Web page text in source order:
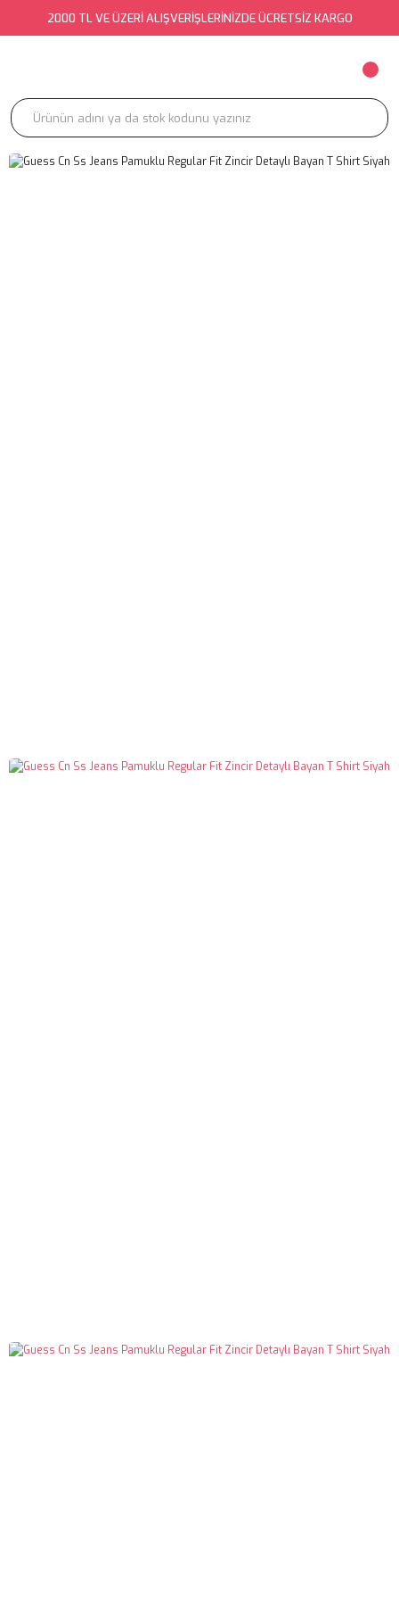
2000 TL VE ÜZERİ ALIŞVERİŞLERİNİZDE ÜCRETSİZ KARGO